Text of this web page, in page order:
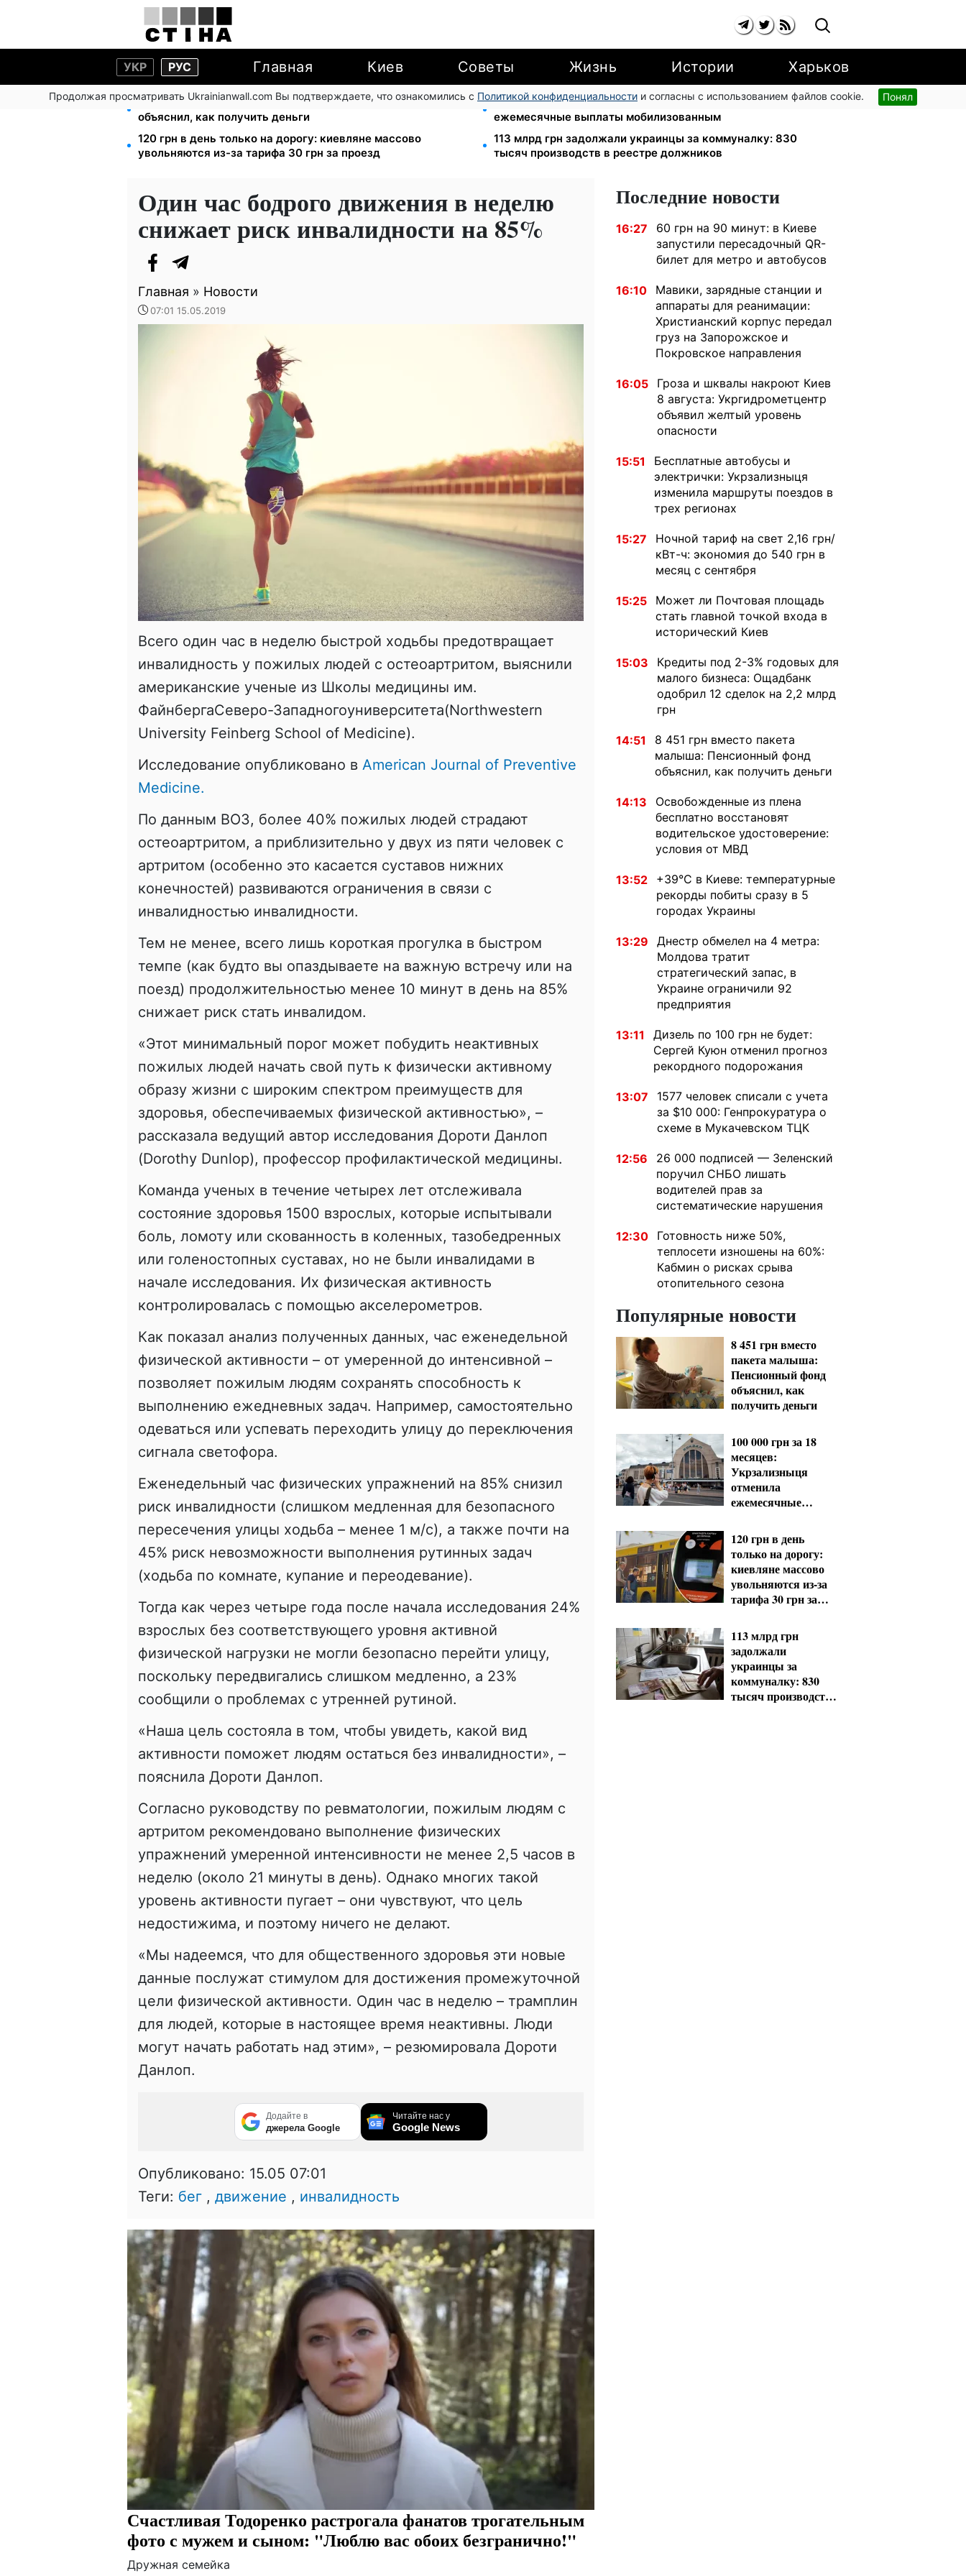
УКР РУС Главная Киев Советы Жизнь Истории Харьков
Продолжая просматривать Ukrainianwall.com Вы подтверждаете, что ознакомились с Политикой конфиденциальности и согласны с использованием файлов cookie. Понял
8 451 грн вместо пакета малыша: Пенсионный фонд
объяснил, как получить деньги
100 000 грн за 18 месяцев: Укрзализныця отменила
ежемесячные выплаты мобилизованным
120 грн в день только на дорогу: киевляне массово
увольняются из-за тарифа 30 грн за проезд
113 млрд грн задолжали украинцы за коммуналку: 830
тысяч производств в реестре должников
Один час бодрого движения в неделю
снижает риск инвалидности на 85%
Главная » Новости
07:01 15.05.2019
Всего один час в неделю быстрой ходьбы предотвращает
инвалидность у пожилых людей с остеоартритом, выяснили
американские ученые из Школы медицины им.
ФайнбергаСеверо-Западногоуниверситета(Northwestern
University Feinberg School of Medicine).
Исследование опубликовано в American Journal of Preventive
Medicine.
По данным ВОЗ, более 40% пожилых людей страдают
остеоартритом, а приблизительно у двух из пяти человек с
артритом (особенно это касается суставов нижних
конечностей) развиваются ограничения в связи с
инвалидностью инвалидности.
Тем не менее, всего лишь короткая прогулка в быстром
темпе (как будто вы опаздываете на важную встречу или на
поезд) продолжительностью менее 10 минут в день на 85%
снижает риск стать инвалидом.
«Этот минимальный порог может побудить неактивных
пожилых людей начать свой путь к физически активному
образу жизни с широким спектром преимуществ для
здоровья, обеспечиваемых физической активностью», –
рассказала ведущий автор исследования Дороти Данлоп
(Dorothy Dunlop), профессор профилактической медицины.
Команда ученых в течение четырех лет отслеживала
состояние здоровья 1500 взрослых, которые испытывали
боль, ломоту или скованность в коленных, тазобедренных
или голеностопных суставах, но не были инвалидами в
начале исследования. Их физическая активность
контролировалась с помощью акселерометров.
Как показал анализ полученных данных, час еженедельной
физической активности – от умеренной до интенсивной –
позволяет пожилым людям сохранять способность к
выполнению ежедневных задач. Например, самостоятельно
одеваться или успевать переходить улицу до переключения
сигнала светофора.
Еженедельный час физических упражнений на 85% снизил
риск инвалидности (слишком медленная для безопасного
пересечения улицы ходьба – менее 1 м/с), а также почти на
45% риск невозможности выполнения рутинных задач
(ходьба по комнате, купание и переодевание).
Тогда как через четыре года после начала исследования 24%
взрослых без соответствующего уровня активной
физической нагрузки не могли безопасно перейти улицу,
поскольку передвигались слишком медленно, а 23%
сообщили о проблемах с утренней рутиной.
«Наша цель состояла в том, чтобы увидеть, какой вид
активности поможет людям остаться без инвалидности», –
пояснила Дороти Данлоп.
Согласно руководству по ревматологии, пожилым людям с
артритом рекомендовано выполнение физических
упражнений умеренной интенсивности не менее 2,5 часов в
неделю (около 21 минуты в день). Однако многих такой
уровень активности пугает – они чувствуют, что цель
недостижима, и поэтому ничего не делают.
«Мы надеемся, что для общественного здоровья эти новые
данные послужат стимулом для достижения промежуточной
цели физической активности. Один час в неделю – трамплин
для людей, которые в настоящее время неактивны. Люди
могут начать работать над этим», – резюмировала Дороти
Данлоп.
Додайте в
джерела Google
Читайте нас у
Google News
Опубликовано: 15.05 07:01
Теги: бег , движение , инвалидность
Счастливая Тодоренко растрогала фанатов трогательным
фото с мужем и сыном: "Люблю вас обоих безгранично!"
Дружная семейка
Последние новости
16:27
60 грн на 90 минут: в Киеве
запустили пересадочный QR-
билет для метро и автобусов
16:10
Мавики, зарядные станции и
аппараты для реанимации:
Христианский корпус передал
груз на Запорожское и
Покровское направления
16:05
Гроза и шквалы накроют Киев
8 августа: Укргидрометцентр
объявил желтый уровень
опасности
15:51
Бесплатные автобусы и
электрички: Укрзализныця
изменила маршруты поездов в
трех регионах
15:27
Ночной тариф на свет 2,16 грн/
кВт-ч: экономия до 540 грн в
месяц с сентября
15:25
Может ли Почтовая площадь
стать главной точкой входа в
исторический Киев
15:03
Кредиты под 2-3% годовых для
малого бизнеса: Ощадбанк
одобрил 12 сделок на 2,2 млрд
грн
14:51
8 451 грн вместо пакета
малыша: Пенсионный фонд
объяснил, как получить деньги
14:13
Освобожденные из плена
бесплатно восстановят
водительское удостоверение:
условия от МВД
13:52
+39°C в Киеве: температурные
рекорды побиты сразу в 5
городах Украины
13:29
Днестр обмелел на 4 метра:
Молдова тратит
стратегический запас, в
Украине ограничили 92
предприятия
13:11
Дизель по 100 грн не будет:
Сергей Куюн отменил прогноз
рекордного подорожания
13:07
1577 человек списали с учета
за $10 000: Генпрокуратура о
схеме в Мукачевском ТЦК
12:56
26 000 подписей — Зеленский
поручил СНБО лишать
водителей прав за
систематические нарушения
12:30
Готовность ниже 50%,
теплосети изношены на 60%:
Кабмин о рисках срыва
отопительного сезона
Популярные новости
8 451 грн вместо
пакета малыша:
Пенсионный фонд
объяснил, как
получить деньги
100 000 грн за 18
месяцев:
Укрзализныця
отменила
ежемесячные
мобилизованным
120 грн в день
только на дорогу:
киевляне массово
увольняются из-за
тарифа 30 грн за
113 млрд грн
задолжали
украинцы за
коммуналку: 830
тысяч производств